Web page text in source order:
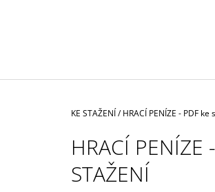
Domů
KE STAŽENÍ/ HRACÍ PENÍZE - PDF ke
HRACÍ PENÍZE
STAŽENÍ
1 850 Kč